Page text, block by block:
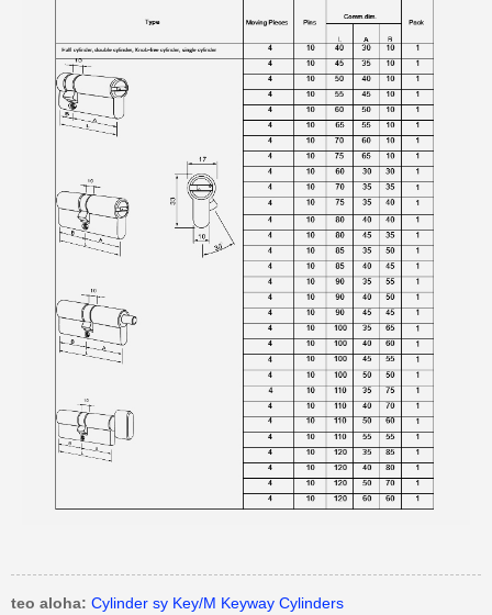
teo aloha: Cylinder sy Key/M Keyway Cylinders